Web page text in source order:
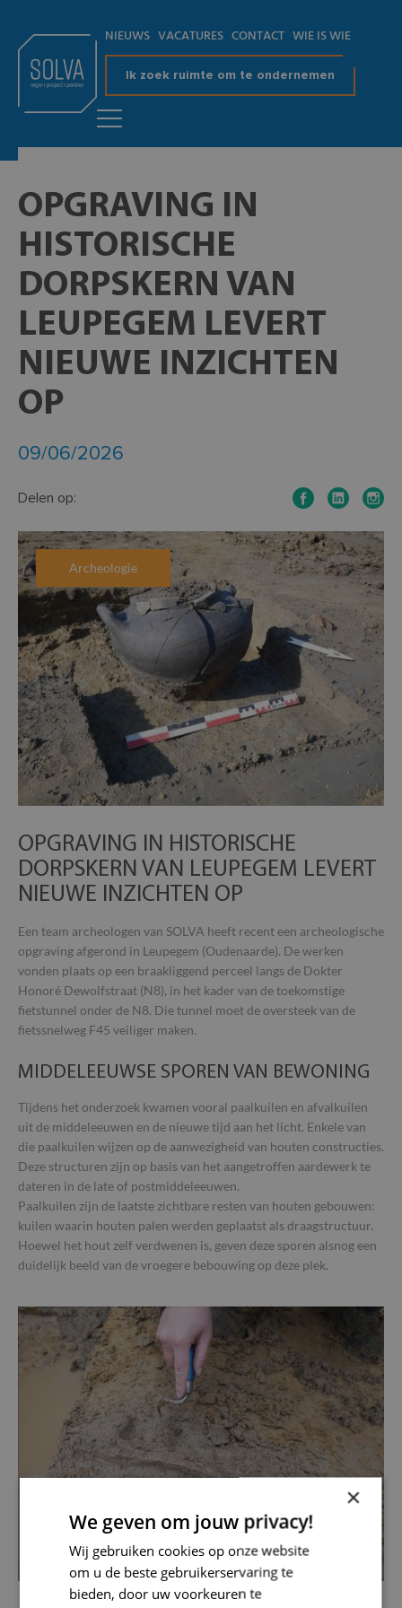
NIEUWS VACATURES CONTACT WIE IS WIE
Ik zoek ruimte om te ondernemen
OPGRAVING IN
HISTORISCHE
DORPSKERN VAN
LEUPEGEM LEVERT
NIEUWE INZICHTEN
OP
09/06/2026
Delen op:
Archeologie
OPGRAVING IN HISTORISCHE
DORPSKERN VAN LEUPEGEM LEVERT
NIEUWE INZICHTEN OP
Een team archeologen van SOLVA heeft recent een archeologische
opgraving afgerond in Leupegem (Oudenaarde). De werken
vonden plaats op een braakliggend perceel langs de Dokter
Honoré Dewolfstraat (N8), in het kader van de toekomstige
fietstunnel onder de N8. Die tunnel moet de oversteek van de
fietssnelweg F45 veiliger maken.
MIDDELEEUWSE SPOREN VAN BEWONING
Tijdens het onderzoek kwamen vooral paalkuilen en afvalkuilen
uit de middeleeuwen en de nieuwe tijd aan het licht. Enkele van
die paalkuilen wijzen op de aanwezigheid van houten constructies.
Deze structuren zijn op basis van het aangetroffen aardewerk te
dateren in de late of postmiddeleeuwen.
Paalkuilen zijn de laatste zichtbare resten van houten gebouwen:
kuilen waarin houten palen werden geplaatst als draagstructuur.
Hoewel het hout zelf verdwenen is, geven deze sporen alsnog een
duidelijk beeld van de vroegere bebouwing op deze plek.
×
We geven om jouw privacy!
Wij gebruiken cookies op onze website
om u de beste gebruikerservaring te
bieden, door uw voorkeuren te